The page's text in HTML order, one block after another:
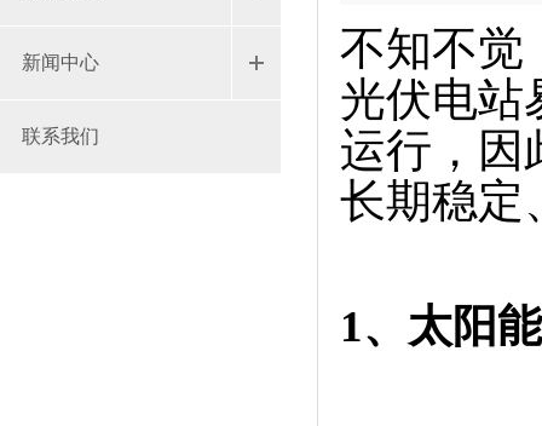
新闻中心
联系我们
不知不觉
光伏电站
运行，因
长期稳定
1、太阳